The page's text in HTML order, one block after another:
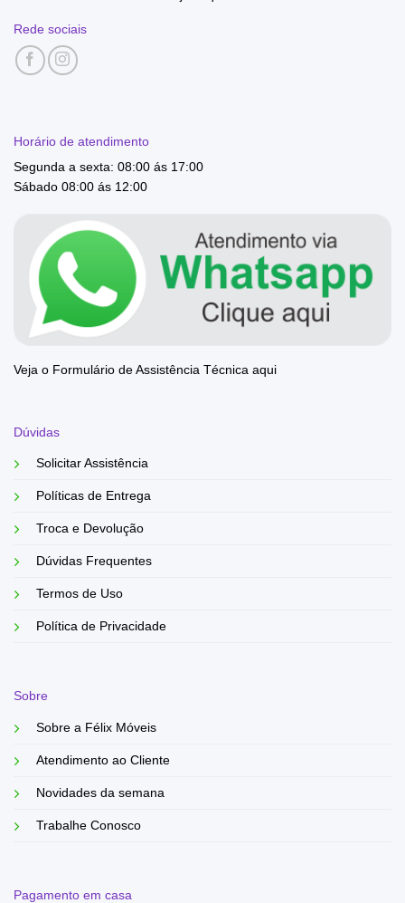
Rede sociais
Horário de atendimento
Segunda a sexta: 08:00 ás 17:00
Sábado 08:00 ás 12:00
Veja o Formulário de Assistência Técnica aqui
Dúvidas
Solicitar Assistência
Políticas de Entrega
Troca e Devolução
Dúvidas Frequentes
Termos de Uso
Política de Privacidade
Sobre
Sobre a Félix Móveis
Atendimento ao Cliente
Novidades da semana
Trabalhe Conosco
Pagamento em casa